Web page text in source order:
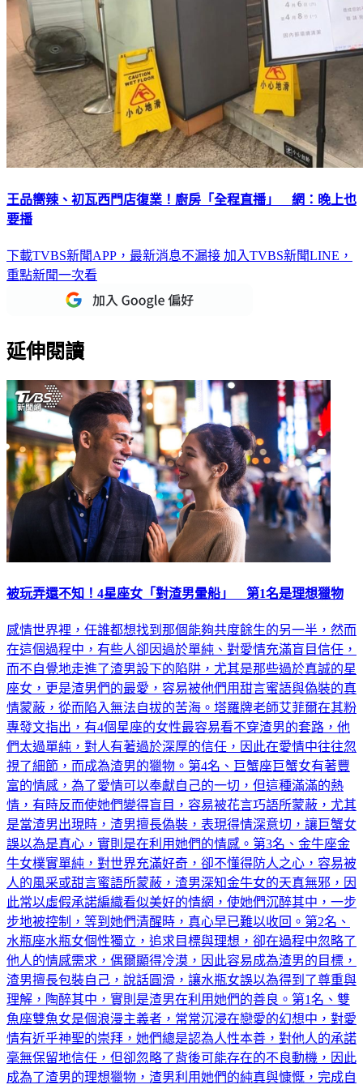
王品嚮辣、初瓦西門店復業！廚房「全程直播」 網：晚上也
要播
下載TVBS新聞APP，最新消息不漏接 加入TVBS新聞LINE，
重點新聞一次看
延伸閱讀
被玩弄還不知！4星座女「對渣男暈船」 第1名是理想獵物
感情世界裡，任誰都想找到那個能夠共度餘生的另一半，然而
在這個過程中，有些人卻因過於單純、對愛情充滿盲目信任，
而不自覺地走進了渣男設下的陷阱，尤其是那些過於真誠的星
座女，更是渣男們的最愛，容易被他們用甜言蜜語與偽裝的真
情蒙蔽，從而陷入無法自拔的苦海。塔羅牌老師艾菲爾在其粉
專發文指出，有4個星座的女性最容易看不穿渣男的套路，他
們太過單純，對人有著過於深厚的信任，因此在愛情中往往忽
視了細節，而成為渣男的獵物。第4名、巨蟹座巨蟹女有著豐
富的情感，為了愛情可以奉獻自己的一切，但這種滿滿的熱
情，有時反而使她們變得盲目，容易被花言巧語所蒙蔽，尤其
是當渣男出現時，渣男擅長偽裝，表現得情深意切，讓巨蟹女
誤以為是真心，實則是在利用她們的情感。第3名、金牛座金
牛女樸實單純，對世界充滿好奇，卻不懂得防人之心，容易被
人的風采或甜言蜜語所蒙蔽，渣男深知金牛女的天真無邪，因
此常以虛假承諾編織看似美好的情網，使她們沉醉其中，一步
步地被控制，等到她們清醒時，真心早已難以收回。第2名、
水瓶座水瓶女個性獨立，追求目標與理想，卻在過程中忽略了
他人的情感需求，偶爾顯得冷漠，因此容易成為渣男的目標，
渣男擅長包裝自己，說話圓滑，讓水瓶女誤以為得到了尊重與
理解，陶醉其中，實則是渣男在利用她們的善良。第1名、雙
魚座雙魚女是個浪漫主義者，常常沉浸在戀愛的幻想中，對愛
情有近乎神聖的崇拜，她們總是認為人性本善，對他人的承諾
毫無保留地信任，但卻忽略了背後可能存在的不良動機，因此
成為了渣男的理想獵物，渣男利用她們的純真與慷慨，完成自